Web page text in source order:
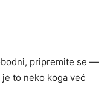
pripremite se —
to neko koga već